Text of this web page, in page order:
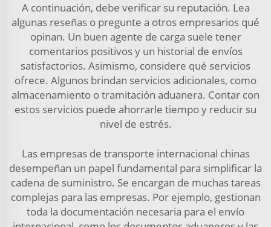
A continuación, debe verificar su reputación. Lea
algunas reseñas o pregunte a otros empresarios qué
opinan. Un buen agente de carga suele tener
comentarios positivos y un historial de envíos
satisfactorios. Asimismo, considere qué servicios
ofrece. Algunos brindan servicios adicionales, como
almacenamiento o tramitación aduanera. Contar con
estos servicios puede ahorrarle tiempo y reducir su
nivel de estrés.
Las empresas de transporte internacional chinas
desempeñan un papel fundamental para simplificar la
cadena de suministro. Se encargan de muchas tareas
complejas para las empresas. Por ejemplo, gestionan
toda la documentación necesaria para el envío